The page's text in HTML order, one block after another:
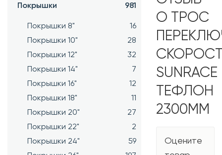
Покрышки 981
Покрышки 8"
16
Покрышки 10"
28
Покрышки 12"
32
Покрышки 14"
7
Покрышки 16"
12
Покрышки 18"
11
Покрышки 20"
27
Покрышки 22"
2
Покрышки 24"
59
О ТРОС
SUNRACE
ТЕФЛОН
2300ММ
Оцените